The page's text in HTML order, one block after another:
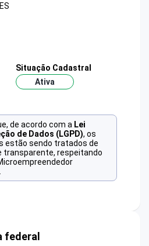
Situação Cadastral
Ativa
de acordo com a Lei
de Dados (LGPD), os
estão sendo tratados de
transparente, respeitando
federal